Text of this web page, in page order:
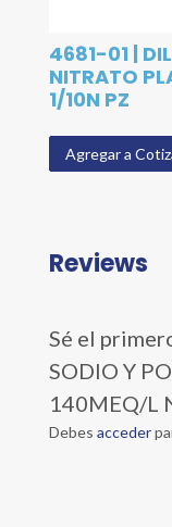
4681-01 |
NITRATO
1/10N PZ
Agregar a
Reviews
Sé el
SODIO Y
140MEQ/L
Debes acceder